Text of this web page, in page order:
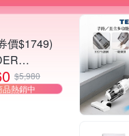
價$1749)
】UA
SERIES 7
$5,980
品熱銷中